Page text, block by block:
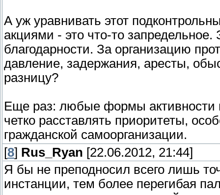
А уж уравнивать этот
акциями - это что-то
благодарности. За организацию
давление, задержания, аресты,
разницу?
Еще раз: любые формы активности
четко расставлять приоритеты,
гражданской самоорганизации.
[8] Rus_Ryan [22.06.2012, 21:44]
Я бы не преподносил всего лишь
инстанции, тем более перегибая